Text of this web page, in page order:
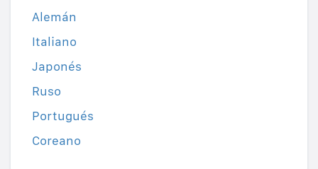
Alemán
Italiano
Japonés
Ruso
Portugués
Coreano